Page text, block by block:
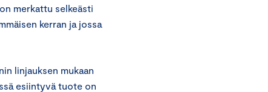
merkattu selkeästi
kerran ja jossa
linjauksen mukaan
esiintyvä tuote on